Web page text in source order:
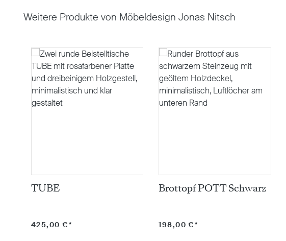
Weitere Produkte von Möbeldesign Jonas Nitsch
TUBE
425,00 €*
Brottopf POTT Schwarz
198,00 €*